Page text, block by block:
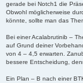
gerade bei Notch1 die
Obwohl möglicherweise
könnte, sollte man das
Bei einer Acalabrutinib –
auf Grund deiner
von 4 – 4,5 erwarten.
bessere Entscheidung,
Ein Plan – B nach einer